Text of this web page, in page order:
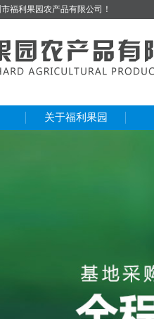
福利果园农产品有限公司！
关于福利果园